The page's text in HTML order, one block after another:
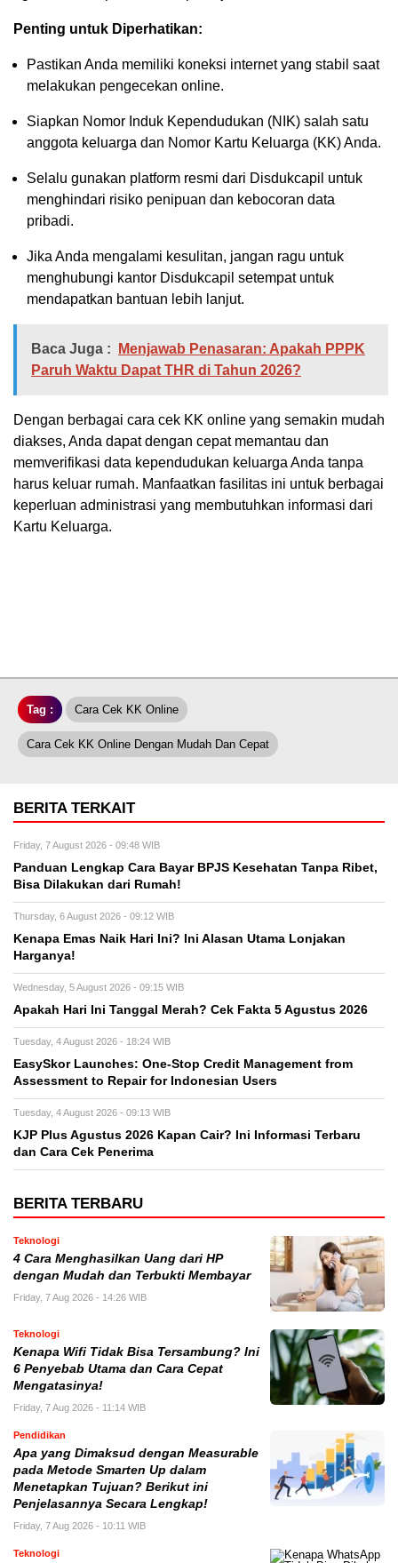
Penting untuk Diperhatikan:
Pastikan Anda memiliki koneksi internet yang stabil saat
melakukan pengecekan online.
Siapkan Nomor Induk Kependudukan (NIK) salah satu
anggota keluarga dan Nomor Kartu Keluarga (KK) Anda.
Selalu gunakan platform resmi dari Disdukcapil untuk
menghindari risiko penipuan dan kebocoran data
pribadi.
Jika Anda mengalami kesulitan, jangan ragu untuk
menghubungi kantor Disdukcapil setempat untuk
mendapatkan bantuan lebih lanjut.
Baca Juga :
Menjawab Penasaran: Apakah PPPK
Paruh Waktu Dapat THR di Tahun 2026?
Dengan berbagai cara cek KK online yang semakin mudah
diakses, Anda dapat dengan cepat memantau dan
memverifikasi data kependudukan keluarga Anda tanpa
harus keluar rumah. Manfaatkan fasilitas ini untuk berbagai
keperluan administrasi yang membutuhkan informasi dari
Kartu Keluarga.
Tag : Cara Cek KK Online
Cara Cek KK Online Dengan Mudah Dan Cepat
BERITA TERKAIT
Friday, 7 August 2026 - 09:48 WIB
Panduan Lengkap Cara Bayar BPJS Kesehatan Tanpa Ribet,
Bisa Dilakukan dari Rumah!
Thursday, 6 August 2026 - 09:12 WIB
Kenapa Emas Naik Hari Ini? Ini Alasan Utama Lonjakan
Harganya!
Wednesday, 5 August 2026 - 09:15 WIB
Apakah Hari Ini Tanggal Merah? Cek Fakta 5 Agustus 2026
Tuesday, 4 August 2026 - 18:24 WIB
EasySkor Launches: One-Stop Credit Management from
Assessment to Repair for Indonesian Users
Tuesday, 4 August 2026 - 09:13 WIB
KJP Plus Agustus 2026 Kapan Cair? Ini Informasi Terbaru
dan Cara Cek Penerima
BERITA TERBARU
Teknologi
4 Cara Menghasilkan Uang dari HP
dengan Mudah dan Terbukti Membayar
Friday, 7 Aug 2026 - 14:26 WIB
Teknologi
Kenapa Wifi Tidak Bisa Tersambung? Ini
6 Penyebab Utama dan Cara Cepat
Mengatasinya!
Friday, 7 Aug 2026 - 11:14 WIB
Pendidikan
Apa yang Dimaksud dengan Measurable
pada Metode Smarten Up dalam
Menetapkan Tujuan? Berikut ini
Penjelasannya Secara Lengkap!
Friday, 7 Aug 2026 - 10:11 WIB
Teknologi